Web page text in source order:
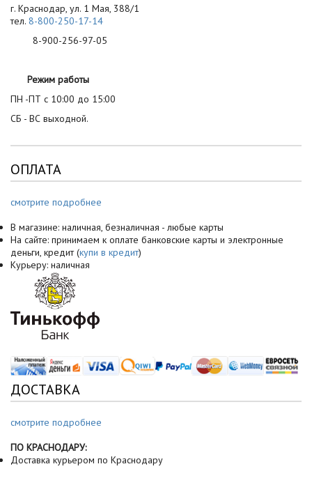
г. Краснодар, ул. 1 Мая, 388/1
тел. 8-800-250-17-14
8-900-256-97-05
Режим работы
ПН -ПТ с 10:00 до 15:00
СБ - ВС выходной.
ОПЛАТА
смотрите подробнее
В магазине: наличная, безналичная - любые карты
На сайте: принимаем к оплате банковские карты и электронные
деньги, кредит (купи в кредит)
Курьеру: наличная
ДОСТАВКА
смотрите подробнее
ПО КРАСНОДАРУ:
Доставка курьером по Краснодару